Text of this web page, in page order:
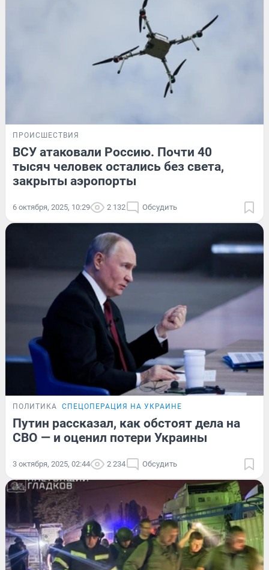
ПРОИСШЕСТВИЯ
ВСУ атаковали Россию. Почти 40
тысяч человек остались без света,
закрыты аэропорты
6 октября, 2025, 10:29 2 132 Обсудить
ПОЛИТИКА СПЕЦОПЕРАЦИЯ НА УКРАИНЕ
Путин рассказал, как обстоят дела на
СВО — и оценил потери Украины
3 октября, 2025, 02:44 2 234 Обсудить